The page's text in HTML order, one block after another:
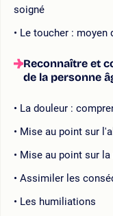
soigné
Le toucher :
Reconnaître et
de la personne
La douleur :
Mise au point sur
Mise au point sur
Assimiler les
Les humiliations